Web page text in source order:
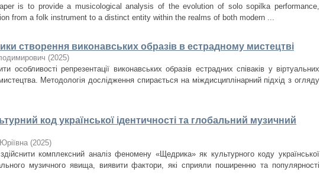
is to provide a musicological analysis of the evolution of solo sopilka performance,
from a folk instrument to a distinct entity within the realms of both modern ...
створення виконавських образів в естрадному мистецтві
(2025)
особливості репрезентації виконавських образів естрадних співаків у віртуальних
Методологія дослідження спирається на міждисциплінарний підхід з огляду
код української ідентичності та глобальний музичний
(2025)
комплексний аналіз феномену «Щедрика» як культурного коду української
музичного явища, виявити фактори, які сприяли поширенню та популярності